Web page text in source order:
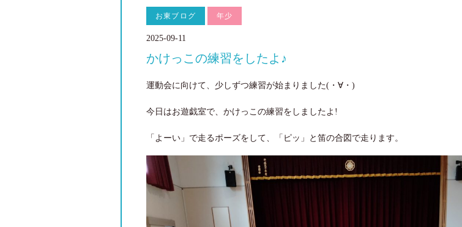
お東ブログ 年少
2025-09-11
かけっこの練習をしたよ♪
運動会に向けて、少しずつ練習が始まりました(・∀・)
今日はお遊戯室で、かけっこの練習をしましたよ!
「よーい」で走るポーズをして、「ピッ」と笛の合図で走ります。